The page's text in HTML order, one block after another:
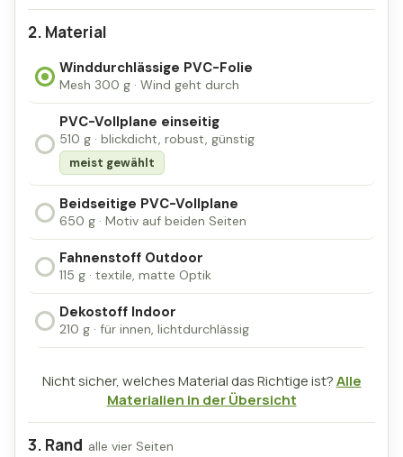
Material
Winddurchlässige PVC-Folie
Mesh 300 g · Wind geht durch
PVC-Vollplane einseitig
510 g · blickdicht, robust, günstig
meist gewählt
Beidseitige PVC-Vollplane
650 g · Motiv auf beiden Seiten
Fahnenstoff Outdoor
115 g · textile, matte Optik
Dekostoff Indoor
210 g · für innen, lichtdurchlässig
Nicht sicher, welches Material das Richtige ist?Alle
Materialien in der Übersicht
Rand